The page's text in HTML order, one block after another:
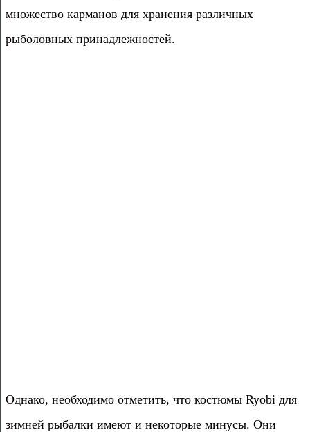
множество карманов для хранения различных
рыболовных принадлежностей.
Однако, необходимо отметить, что костюмы Ryobi для
зимней рыбалки имеют и некоторые минусы. Они